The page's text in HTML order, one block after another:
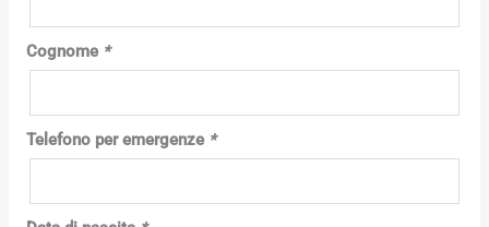
Cognome *
Telefono per emergenze *